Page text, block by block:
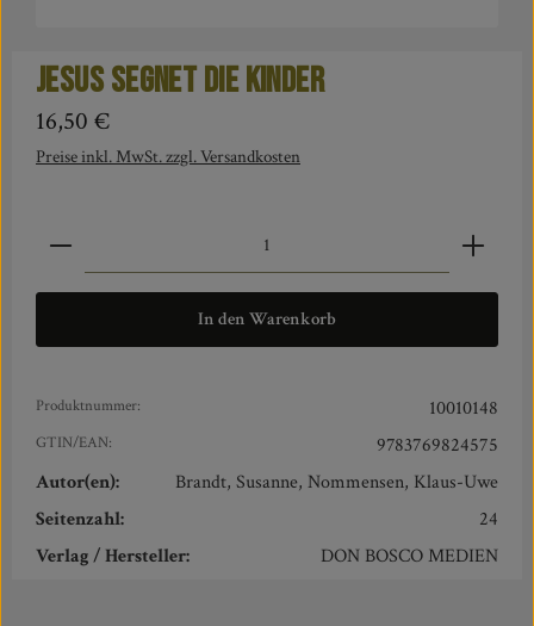
Jesus segnet die Kinder
Regulärer Preis:
16,50 €
Preise inkl. MwSt. zzgl. Versandkosten
Produkt Anzahl: Gib den gewünschten Wert ein oder
In den Warenkorb
Produktnummer: 10010148
GTIN/EAN:
9783769824575
Autor(en):
Brandt, Susanne, Nommensen, Klaus-Uwe
Seitenzahl:
24
Verlag / Hersteller:
DON BOSCO MEDIEN